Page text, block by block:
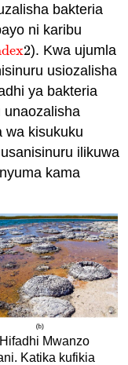
bakteria
ni karibu
2
2). Kwa ujumla
usiozalisha
ya bakteria
unaozalisha
wa kisukuku
ilikuwa
kama
Mwanzo
Katika kufikia